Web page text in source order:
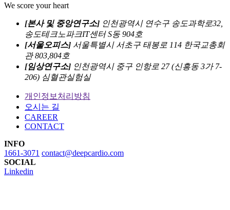
We score your heart
[본사 및 중앙연구소] 인천광역시 연수구 송도과학로32,
송도테크노파크IT센터 S동 904호
[서울오피스] 서울특별시 서초구 태봉로 114 한국교총회
관 803,804호
[임상연구소] 인천광역시 중구 인항로 27 (신흥동 3가 7-
206) 심혈관실험실
개인정보처리방침
오시는 길
CAREER
CONTACT
INFO
1661-3071 contact@deepcardio.com
SOCIAL
Linkedin